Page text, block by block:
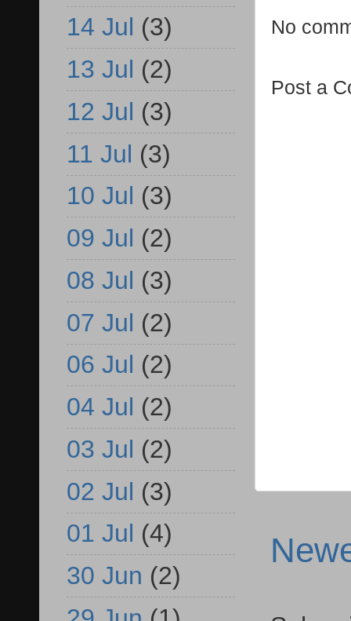
No
Post a
14 Jul (3)
13 Jul (2)
12 Jul (3)
11 Jul (3)
10 Jul (3)
09 Jul (2)
08 Jul (3)
07 Jul (2)
06 Jul (2)
04 Jul (2)
03 Jul (2)
02 Jul (3)
01 Jul (4)
30 Jun (2)